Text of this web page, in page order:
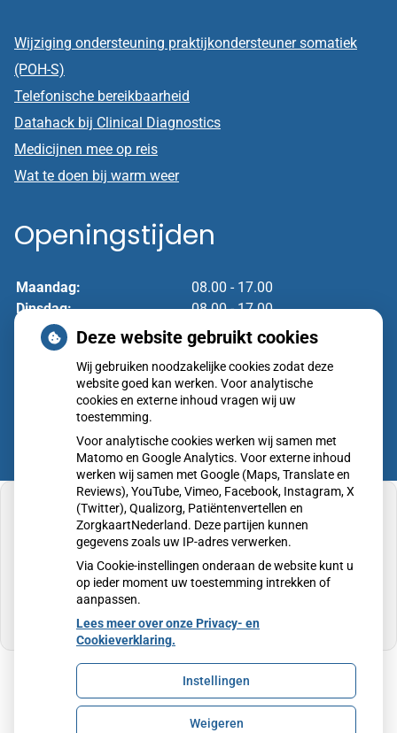
Wijziging ondersteuning praktijkondersteuner somatiek
(POH-S)
Telefonische bereikbaarheid
Datahack bij Clinical Diagnostics
Medicijnen mee op reis
Wat te doen bij warm weer
Openingstijden
Maandag:
08.00 - 17.00
Dinsdag:
08.00 - 17.00
Woensdag:
08.00 - 17.00
Donderdag:
08.00 - 17.00
08.00 - 17.00
U heeft geen toestemming gegeven voor
externe inhoud die nodig is om dit te zien.
Cookie-instellingen wijzigen
Uw Zorg Online
Deze website gebruikt cookies
Wij gebruiken noodzakelijke cookies zodat deze
website goed kan werken. Voor analytische
cookies en externe inhoud vragen wij uw
toestemming.
Voor analytische cookies werken wij samen met
Matomo en Google Analytics. Voor externe inhoud
werken wij samen met Google (Maps, Translate en
Reviews), YouTube, Vimeo, Facebook, Instagram, X
(Twitter), Qualizorg, Patiëntenvertellen en
ZorgkaartNederland. Deze partijen kunnen
gegevens zoals uw IP-adres verwerken.
Via Cookie-instellingen onderaan de website kunt u
op ieder moment uw toestemming intrekken of
aanpassen.
Lees meer over onze Privacy- en
Cookieverklaring.
Instellingen
Weigeren